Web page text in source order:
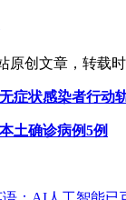
原创文章，转载
症状感染者行动
土确诊病例5例